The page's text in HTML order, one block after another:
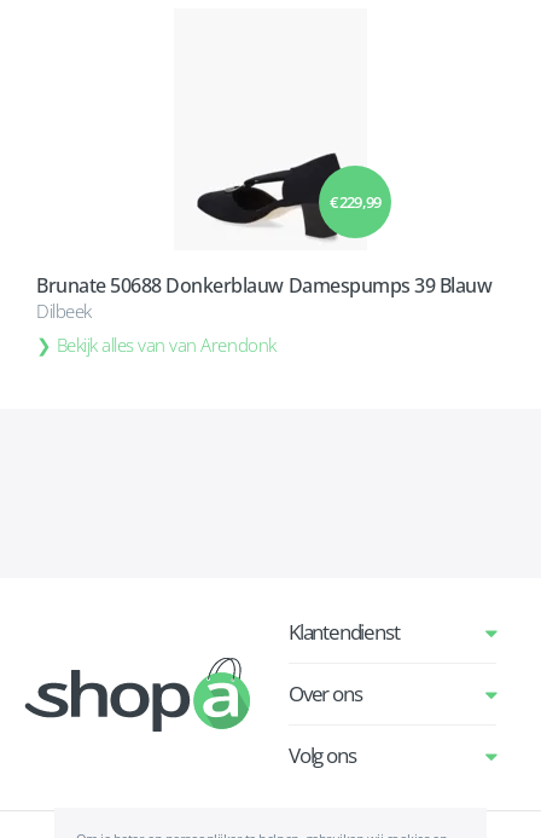
€ 229,99
Brunate 50688 Donkerblauw Damespumps 39 Blauw
Dilbeek
Bekijk alles van van Arendonk
Klantendienst
Over ons
Volg ons